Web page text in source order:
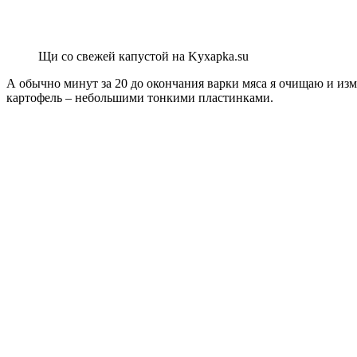
Щи со свежей капустой на Kyxapka.su
А обычно минут за 20 до окончания варки мяса я очищаю и
картофель – небольшими тонкими пластинками.